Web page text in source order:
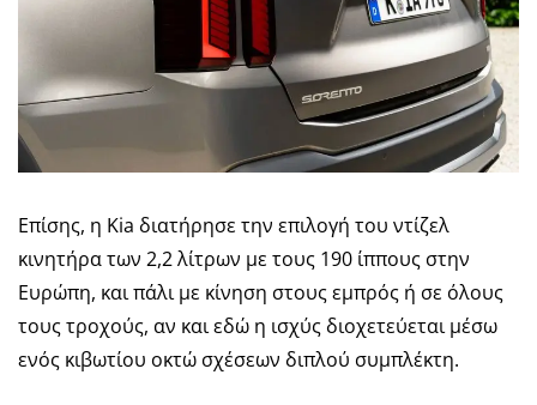
Επίσης, η Kia διατήρησε την επιλογή του ντίζελ
κινητήρα των 2,2 λίτρων με τους 190 ίππους στην
Ευρώπη, και πάλι με κίνηση στους εμπρός ή σε όλους
τους τροχούς, αν και εδώ η ισχύς διοχετεύεται μέσω
ενός κιβωτίου οκτώ σχέσεων διπλού συμπλέκτη.